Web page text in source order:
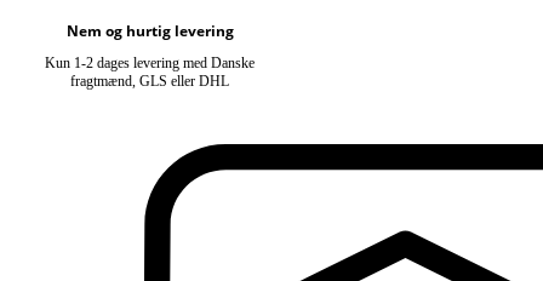
Nem og hurtig levering
Kun 1-2 dages levering med Danske
fragtmænd, GLS eller DHL